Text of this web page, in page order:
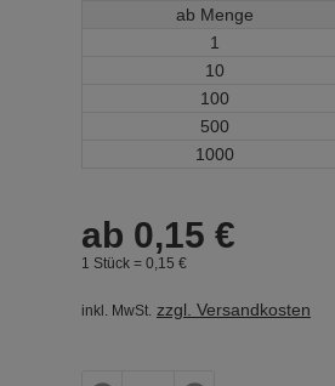
ab Menge
1
10
100
500
1000
ab 0,15 €
1 Stück = 0, 15 €
inkl. MwSt. zzgl. Versandkosten